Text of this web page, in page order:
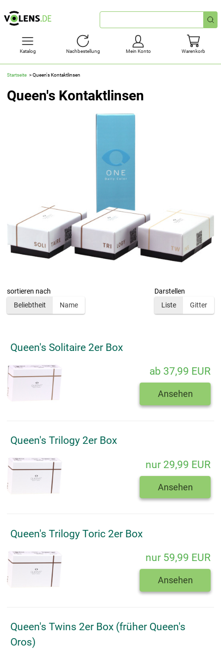
Schnellsuche
Katalog Nachbestellung Mein Konto Warenkorb
Startseite Queen's Kontaktlinsen
Queen's Kontaktlinsen
sortieren nach
Beliebtheit
Name
Darstellen
Liste
Gitter
Queen's Solitaire 2er Box
ab 37,99 EUR
Ansehen
Queen's Trilogy 2er Box
nur 29,99 EUR
Ansehen
Queen's Trilogy Toric 2er Box
nur 59,99 EUR
Ansehen
Queen's Twins 2er Box (früher Queen's
Oros)